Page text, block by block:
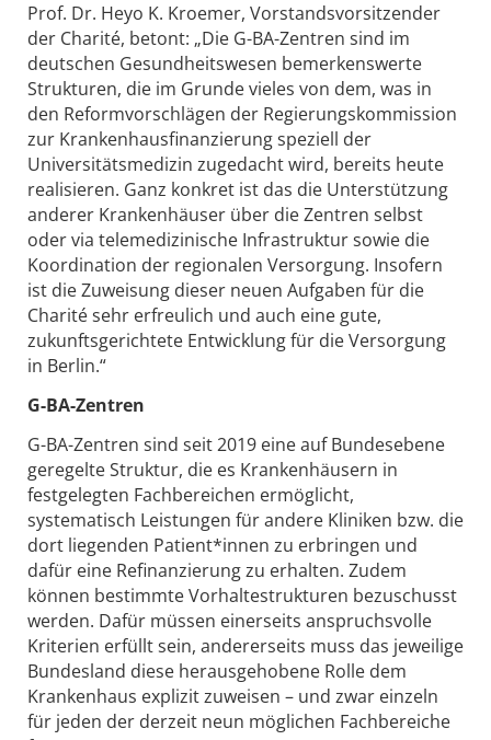
Prof. Dr. Heyo K. Kroemer, Vorstandsvorsitzender
der Charité, betont: „Die G-BA-Zentren sind im
deutschen Gesundheitswesen bemerkenswerte
Strukturen, die im Grunde vieles von dem, was in
den Reformvorschlägen der Regierungskommission
zur Krankenhausfinanzierung speziell der
Universitätsmedizin zugedacht wird, bereits heute
realisieren. Ganz konkret ist das die Unterstützung
anderer Krankenhäuser über die Zentren selbst
oder via telemedizinische Infrastruktur sowie die
Koordination der regionalen Versorgung. Insofern
ist die Zuweisung dieser neuen Aufgaben für die
Charité sehr erfreulich und auch eine gute,
zukunftsgerichtete Entwicklung für die Versorgung
in Berlin.“
G-BA-Zentren
G-BA-Zentren sind seit 2019 eine auf Bundesebene
geregelte Struktur, die es Krankenhäusern in
festgelegten Fachbereichen ermöglicht,
systematisch Leistungen für andere Kliniken bzw. die
dort liegenden Patient*innen zu erbringen und
dafür eine Refinanzierung zu erhalten. Zudem
können bestimmte Vorhaltestrukturen bezuschusst
werden. Dafür müssen einerseits anspruchsvolle
Kriterien erfüllt sein, andererseits muss das jeweilige
Bundesland diese herausgehobene Rolle dem
Krankenhaus explizit zuweisen – und zwar einzeln
für jeden der derzeit neun möglichen Fachbereiche